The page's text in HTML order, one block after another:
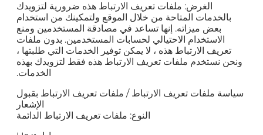
الغرض: ملفات تعريف الارتباط هذه ضرورية لتزويدك
بالخدمات المتاحة من خلال الموقع ولتمكينك من استخدام
بعض ميزاته. إنها تساعد في مصادقة المستخدمين ومنع
الاستخدام الاحتيالي لحسابات المستخدمين. بدون ملفات
تعريف الارتباط هذه ، لا يمكن توفير الخدمات التي طلبتها ،
ونحن نستخدم ملفات تعريف الارتباط هذه فقط لتزويدك بهذه
الخدمات.
سياسة ملفات تعريف الارتباط / ملفات تعريف الارتباط بقبول
الإشعار
النوع: ملفات تعريف الارتباط الدائمة